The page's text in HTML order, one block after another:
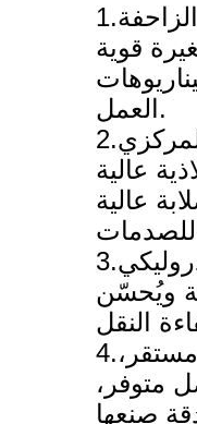
1.١. شاحنة التفريغ الزاحفة
قوية
العمل.
2.٢. نظام التشغيل المركزي
عالية
عالية
3.٣. الرفع والتفريغ الهيدروليكي
ويُحسّن
4.٤. هيكل الشاحنة مستقر،
متوفر،
صنعها